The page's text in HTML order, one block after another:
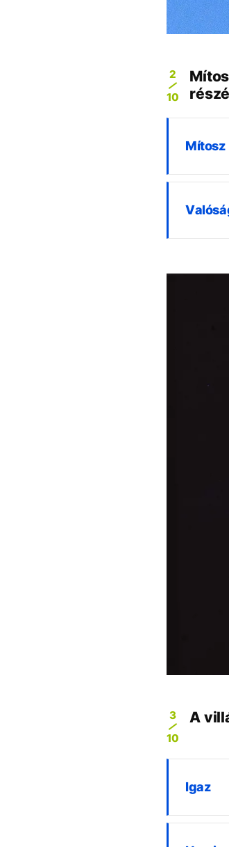
2
10
Mítosz
3
10
A
Igaz